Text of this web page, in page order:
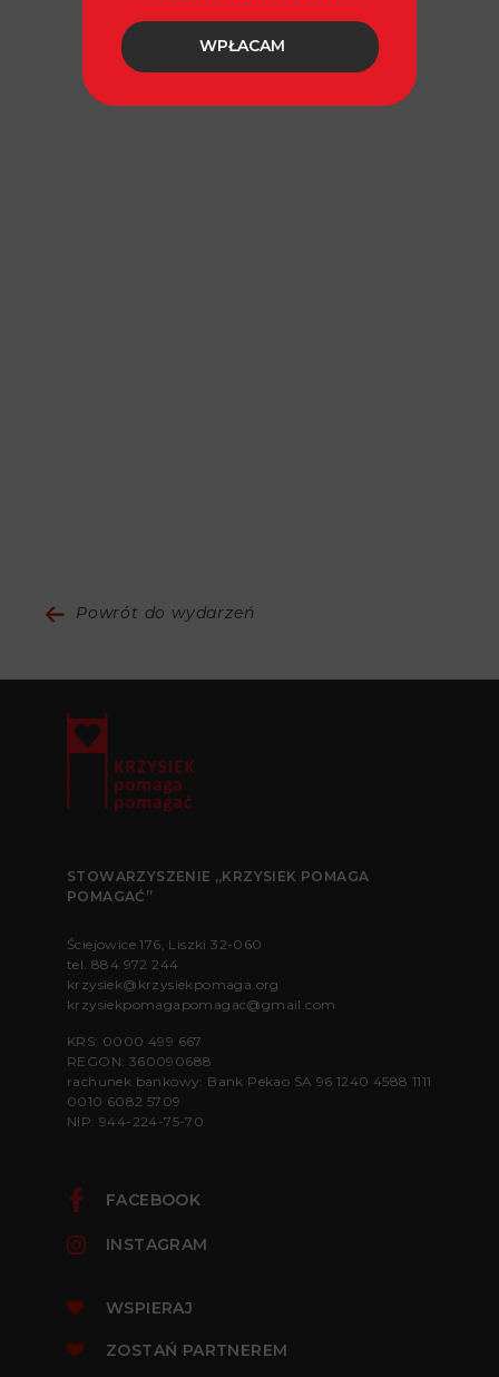
Powrót do wydarzeń
WPŁACAM
STOWARZYSZENIE „KRZYSIEK POMAGA
POMAGAĆ”
Ściejowice 176, Liszki 32-060
tel. 884 972 244
krzysiek@krzysiekpomaga.org
krzysiekpomagapomagac@gmail.com
KRS: 0000 499 667
REGON: 360090688
rachunek bankowy: Bank Pekao SA 96 1240 4588 1111
0010 6082 5709
NIP: 944-224-75-70
FACEBOOK
INSTAGRAM
WSPIERAJ
ZOSTAŃ PARTNEREM